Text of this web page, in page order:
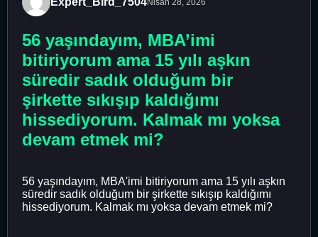
Nisan 28, 2026
56 yaşındayım, MBA’imi
bitiriyorum ama 15 yılı aşkın
süredir sadık olduğum bir
şirkette sıkışıp kaldığımı
hissediyorum. Kalmak mı yoksa
devam etmek mi?
56 yaşındayım, MBA'imi bitiriyorum ama 15 yılı aşkın
süredir sadık olduğum bir şirkette sıkışıp kaldığımı
hissediyorum. Kalmak mı yoksa devam etmek mi?